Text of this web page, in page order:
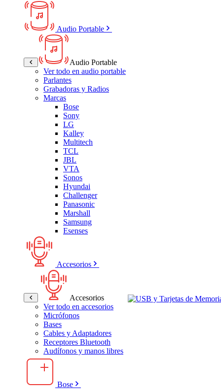
Audio Portable
Audio Portable
Ver todo en audio portable
Parlantes
Grabadoras y Radios
Marcas
Bose
Sony
LG
Kalley
Multitech
TCL
JBL
VTA
Sonos
Hyundai
Challenger
Panasonic
Marshall
Samsung
Esenses
Accesorios
Accesorios
Ver todo en accesorios
Micrófonos
Bases
Cables y Adaptadores
Receptores Bluetooth
Audífonos y manos libres
Bose